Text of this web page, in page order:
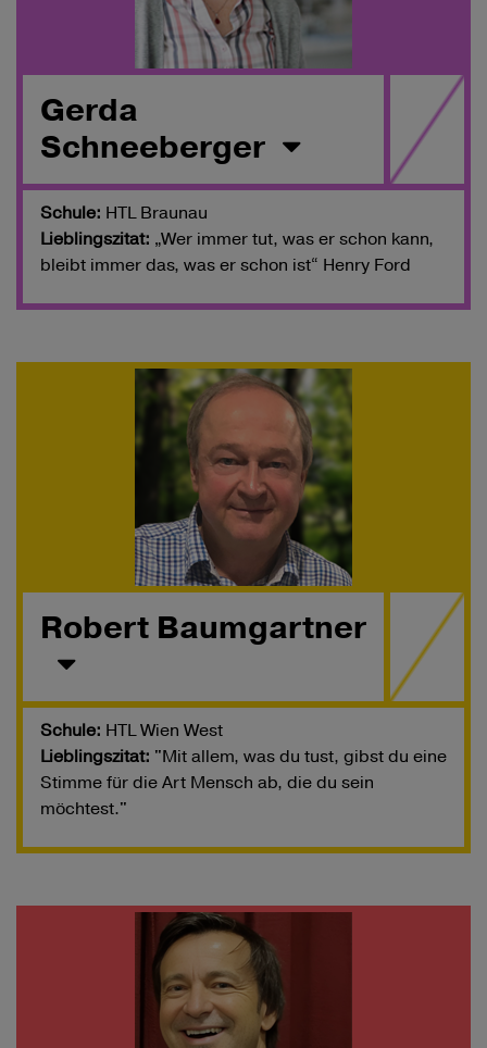
Gerda
Schneeberger
Schule: HTL Braunau
Lieblingszitat: „Wer immer tut, was er schon kann,
bleibt immer das, was er schon ist“ Henry Ford
Robert Baumgartner
Schule: HTL Wien West
Lieblingszitat: "Mit allem, was du tust, gibst du eine
Stimme für die Art Mensch ab, die du sein
möchtest."